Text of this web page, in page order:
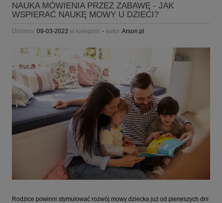
NAUKA MÓWIENIA PRZEZ ZABAWĘ - JAK
WSPIERAĆ NAUKĘ MOWY U DZIECI?
Dodano: 09-03-2022 w kategorii: - autor: Arson.pl
Rodzice powinni stymulować rozwój mowy dziecka już od pierwszych dni